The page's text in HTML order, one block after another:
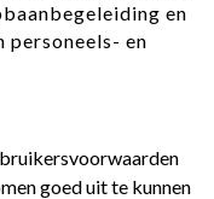
en
personeels- en
goed uit te kunnen